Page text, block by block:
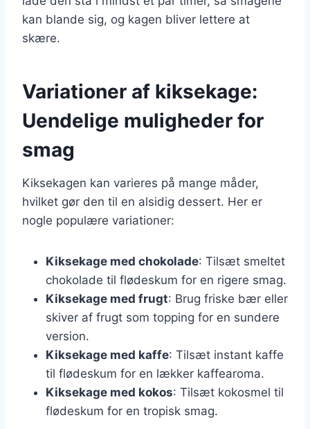
kan blande sig, og kagen bliver lettere at
skære.
Variationer af kiksekage:
Uendelige muligheder for
smag
Kiksekagen kan varieres på mange måder,
hvilket gør den til en alsidig dessert. Her er
nogle populære variationer:
Kiksekage med chokolade: Tilsæt smeltet
chokolade til flødeskum for en rigere smag.
Kiksekage med frugt: Brug friske bær eller
skiver af frugt som topping for en sundere
version.
Kiksekage med kaffe: Tilsæt instant kaffe
til flødeskum for en lækker kaffearoma.
Kiksekage med kokos: Tilsæt kokosmel til
flødeskum for en tropisk smag.